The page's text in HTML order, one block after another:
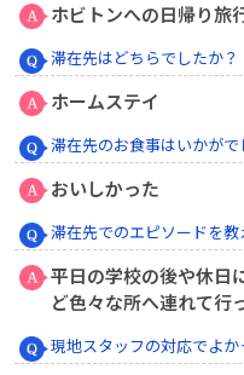
ホビトンへの日帰り旅
滞在先はどちらでしたか？
ホームステイ
滞在先のお食事はいかがで
おいしかった
滞在先でのエピソードを教
平日の学校の後や休日
ど色々な所へ連れて行
現地スタッフの対応でよか